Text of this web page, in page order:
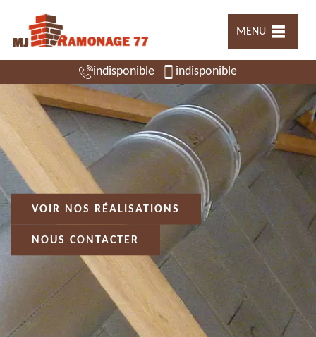
MENU
indisponible indisponible
VOIR NOS RÉALISATIONS
NOUS CONTACTER